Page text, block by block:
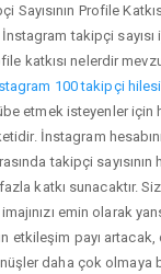
Sayısının Profile
takipçi sayısı
katkısı nelerdir
100 takipçi hilesi
etmek isteyenler için
İnstagram
takipçi sayısının
katkı sunacaktır.
emin olarak
etkileşim payı
daha çok olmaya